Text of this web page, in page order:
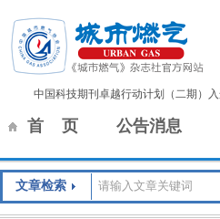
中国科技期刊卓越行动计划（二期）
首 页 公告消息
文章检索